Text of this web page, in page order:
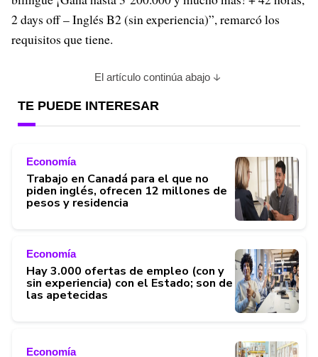
2 days off – Inglés B2 (sin experiencia)”, remarcó los
requisitos que tiene.
El artículo continúa abajo
TE PUEDE INTERESAR
Economía
Trabajo en Canadá para el que no
piden inglés, ofrecen 12 millones de
pesos y residencia
Economía
Hay 3.000 ofertas de empleo (con y
sin experiencia) con el Estado; son de
las apetecidas
Economía